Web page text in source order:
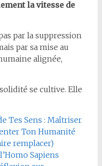
la vitesse de
par la suppression
par sa mise au
alignée,
se cultive. Elle
Tes Sens : Maîtriser
Ton Humanité
remplacer)
Sapiens